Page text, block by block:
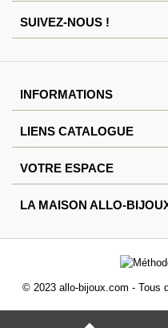
SUIVEZ-NOUS !
INFORMATIONS
LIENS CATALOGUE
VOTRE ESPACE
LA MAISON ALLO-
© 2023 allo-bijoux.com - Tous